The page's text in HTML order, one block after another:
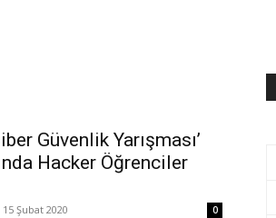
Güvenlik Yarışması’
Hacker Öğrenciler
15 Şubat 2020 0